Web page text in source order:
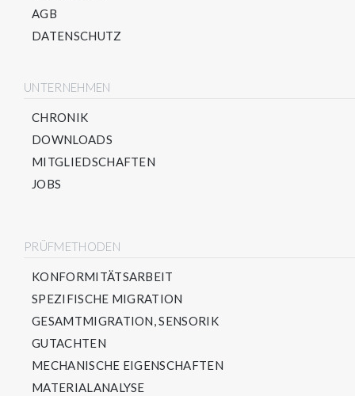
AGB
DATENSCHUTZ
UNTERNEHMEN
CHRONIK
DOWNLOADS
MITGLIEDSCHAFTEN
JOBS
PRÜFMETHODEN
KONFORMITÄTSARBEIT
SPEZIFISCHE MIGRATION
GESAMTMIGRATION, SENSORIK
GUTACHTEN
MECHANISCHE EIGENSCHAFTEN
MATERIALANALYSE